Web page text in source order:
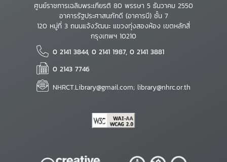
ศูนย์ราชการเฉลิมพระเกียรติ 80 พรรษา 5 ธันวาคม 2550
อาคารรัฐประศาสนภักดี (อาคารบี) ชั้น 7
120 หมู่ที่ 3 ถนนแจ้งวัฒนะ แขวงทุ่งสองห้อง เขตหลักสี่
กรุงเทพฯ 10210
0 2141 3844, 0 2141 1987, 0 2141 3881
0 2143 7746
NHRCT.Library@gmail.com; library@nhrc.or.th